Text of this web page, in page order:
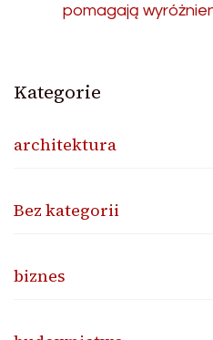
pomagają
Kategorie
architektura
Bez kategorii
biznes